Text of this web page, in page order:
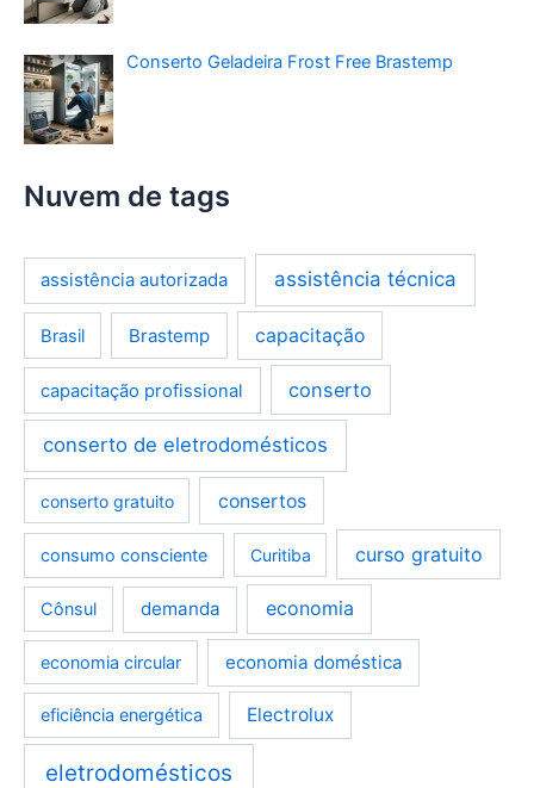
Conserto Geladeira Frost Free Brastemp
Nuvem de tags
assistência autorizada assistência técnica
Brasil Brastemp capacitação
capacitação profissional conserto
conserto de eletrodomésticos
conserto gratuito consertos
consumo consciente Curitiba curso gratuito
Cônsul demanda economia
economia circular economia doméstica
eficiência energética Electrolux
eletrodomésticos